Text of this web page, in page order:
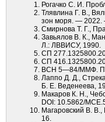
Рогачко С. И.
Тлявлина Г. В.,
зон моря. —
Смирнова Т. Г.,
Завьялов В. К.,
Л.: ЛВВИСУ, 1990.
СП
СП
ВСН 5—84/ММФ.
Лаппо Д. Д.,
Б. Е. Веденеева,
Макаров К. Н.,
DOI: 10.5862/
Магаровский В.
16.